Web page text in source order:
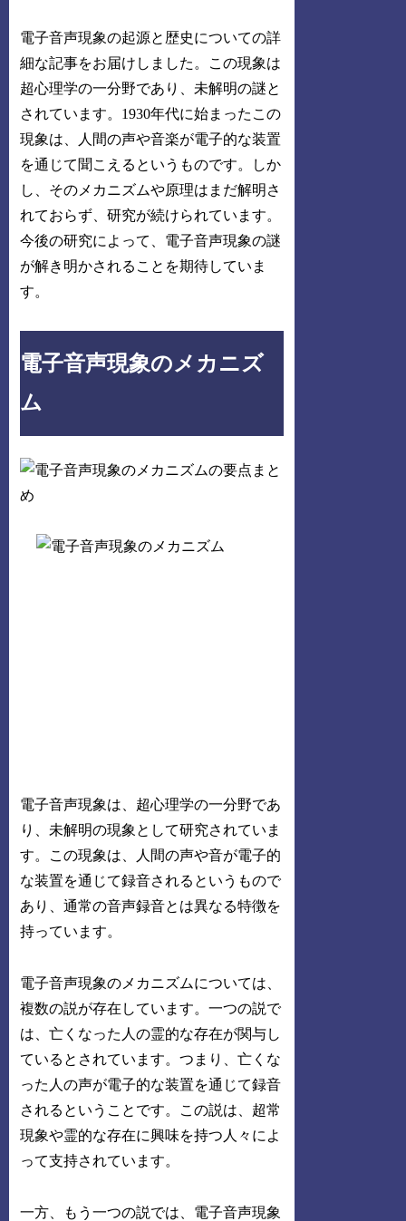
電子音声現象の起源と歴史についての詳
細な記事をお届けしました。この現象は
超心理学の一分野であり、未解明の謎と
されています。1930年代に始まったこの
現象は、人間の声や音楽が電子的な装置
を通じて聞こえるというものです。しか
し、そのメカニズムや原理はまだ解明さ
れておらず、研究が続けられています。
今後の研究によって、電子音声現象の謎
が解き明かされることを期待していま
す。
電子音声現象のメカニズ
ム
電子音声現象は、超心理学の一分野であ
り、未解明の現象として研究されていま
す。この現象は、人間の声や音が電子的
な装置を通じて録音されるというもので
あり、通常の音声録音とは異なる特徴を
持っています。
電子音声現象のメカニズムについては、
複数の説が存在しています。一つの説で
は、亡くなった人の霊的な存在が関与し
ているとされています。つまり、亡くな
った人の声が電子的な装置を通じて録音
されるということです。この説は、超常
現象や霊的な存在に興味を持つ人々によ
って支持されています。
一方、もう一つの説では、電子音声現象